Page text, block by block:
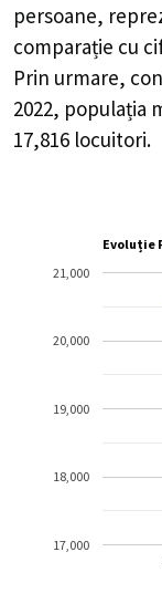
persoane,
comparație cu
Prin urmare,
2022, populația
17,816 locuitori.
Evoluție
17,000
18,000
19,000
20,000
21,000